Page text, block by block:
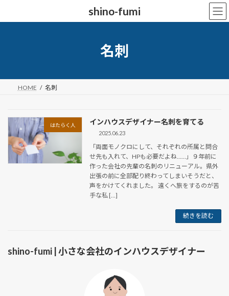
shino-fumi
名刺
HOME 名刺
はたらく人 インハウスデザイナー名刺を育てる
2025.06.23
「両面モノクロにして、それぞれの所属と問合
せ先も入れて、HPも必要だよね……」９年前に
作った会社の先輩の名刺のリニューアル。県外
出張の前に全部配り終わってしまいそうだと、
声をかけてくれました。 遠くへ旅をするのが苦
手な私 […]
続きを読む
shino-fumi | 小さな会社のインハウスデザイナー